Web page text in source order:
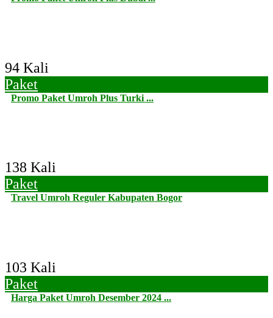
94 Kali
Paket
Promo Paket Umroh Plus Turki ...
138 Kali
Paket
Travel Umroh Reguler Kabupaten Bogor
103 Kali
Paket
Harga Paket Umroh Desember 2024 ...